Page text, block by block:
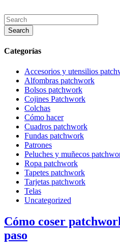
Categorías
Accesorios y utensilios
Alfombras patchwork
Bolsos patchwork
Cojines Patchwork
Colchas
Cómo hacer
Cuadros patchwork
Fundas patchwork
Patrones
Peluches y muñecos
Ropa patchwork
Tapetes patchwork
Tarjetas patchwork
Telas
Uncategorized
Cómo coser
paso